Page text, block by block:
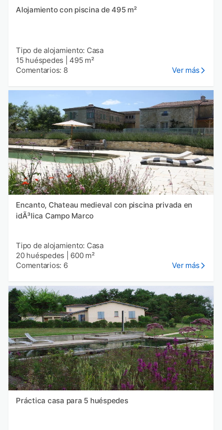
Alojamiento con piscina de 495 m²
Tipo de alojamiento: Casa
15 huéspedes
495 m²
Comentarios: 8
Ver más
Encanto, Chateau medieval con piscina privada en
idÃ³lica Campo Marco
Tipo de alojamiento: Casa
20 huéspedes
600 m²
Comentarios: 6
Ver más
Práctica casa para 5 huéspedes